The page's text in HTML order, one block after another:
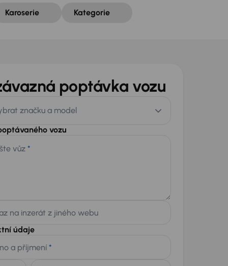
Karoserie Kategorie
poptávka vozu
značku a model
vozu
vůz *
na inzerát z jiného webu
údaje
a příjmení *